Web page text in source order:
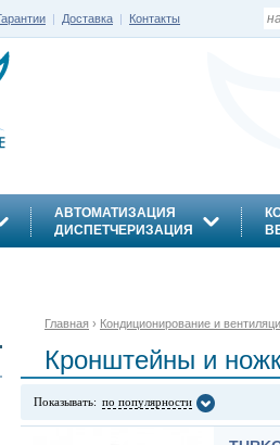
| Доставка | Контакты
АВТОМАТИЗАЦИЯ
ДИСПЕТЧЕРИЗАЦИЯ
Главная › Кондиционирование и
Кронштейны и
Показывать: по популярности